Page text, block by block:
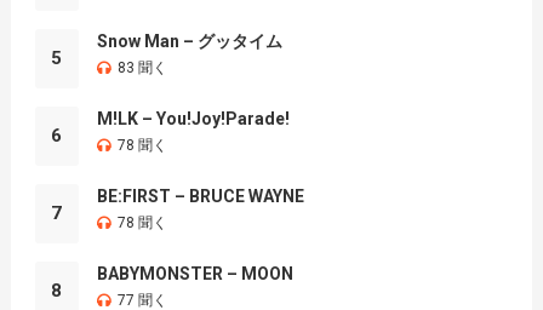
5
Snow Man – グッタイム
83 聞く
6
M!LK – You!Joy!Parade!
78 聞く
7
BE:FIRST – BRUCE WAYNE
78 聞く
8
BABYMONSTER – MOON
77 聞く